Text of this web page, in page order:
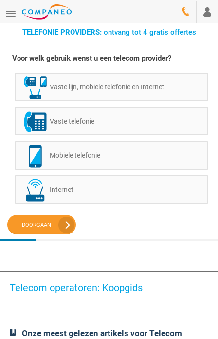
TELEFONIE PROVIDERS:ontvang tot 4 gratis offertes
Voor welk gebruik wenst u een telecom provider?
Vaste lijn, mobiele telefonie en Internet
Vaste telefonie
Mobiele telefonie
Internet
DOORGAAN
Telecom operatoren: Koopgids
Onze meest gelezen artikels voor Telecom